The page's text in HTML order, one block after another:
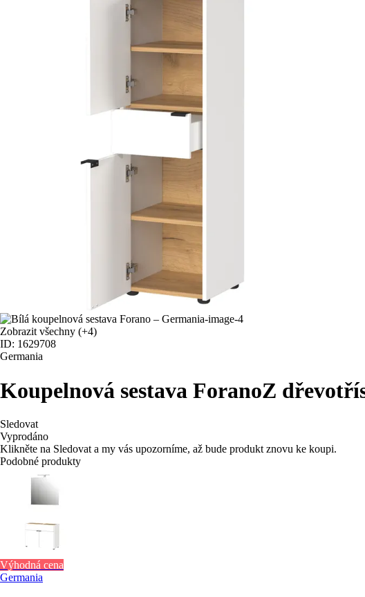
Zobrazit všechny (+4)
ID: 1629708
Germania
Koupelnová sestava ForanoZ
Sledovat
Vyprodáno
Klikněte na Sledovat a my vás upozorníme, až bude produkt znovu ke koupi.
Podobné produkty
Výhodná cena
Germania